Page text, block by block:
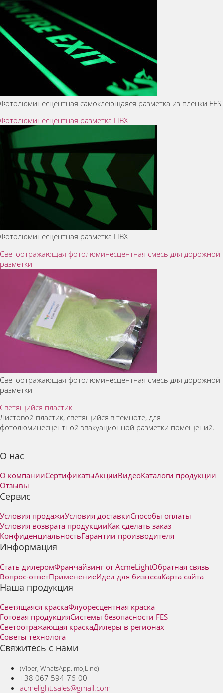
Фотолюминесцентная самоклеющаяся разметка из пленки FES
Фотолюминесцентная разметка ПВХ
Фотолюминесцентная разметка ПВХ
Светоотражающая фотолюминесцентная смесь для дорожной
разметки
Светоотражающая фотолюминесцентная смесь для дорожной
разметки
Светящийся пластик
Листовой пластик, светящийся в темноте, для
фотолюминесцентной эвакуационной разметки помещений.
О нас
О компанииСертификатыАкцииВидеоКаталоги продукции
Отзывы
Сервис
Условия продажиУсловия доставкиСпособы оплаты
Условия возврата продукцииКак сделать заказ
КонфиденциальностьГарантии производителя
Информация
Стать дилеромФранчайзинг от AcmeLightОбратная связь
Вопрос-ответПрименениеИдеи для бизнесаКарта сайта
Наша продукция
Светящаяся краскаФлуоресцентная краска
Готовая продукцияСистемы безопасности FES
Светоотражающая краскаДилеры в регионах
Советы технолога
Свяжитесь с нами
(Viber, WhatsApp,Imo,Line)
+38 067 594-76-00
acmelight.sales@gmail.com